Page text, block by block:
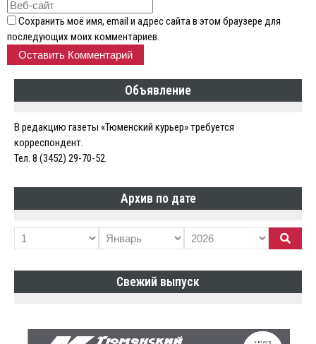
Сохранить моё имя, email и адрес сайта в этом браузере для
последующих моих комментариев.
Объявление
В редакцию газеты «Тюменский курьер» требуется
корреспондент.
Тел. 8 (3452) 29-70-52.
Архив по дате
Свежий выпуск